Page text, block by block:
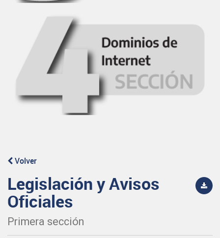
Volver
Legislación y Avisos
Oficiales
Primera sección